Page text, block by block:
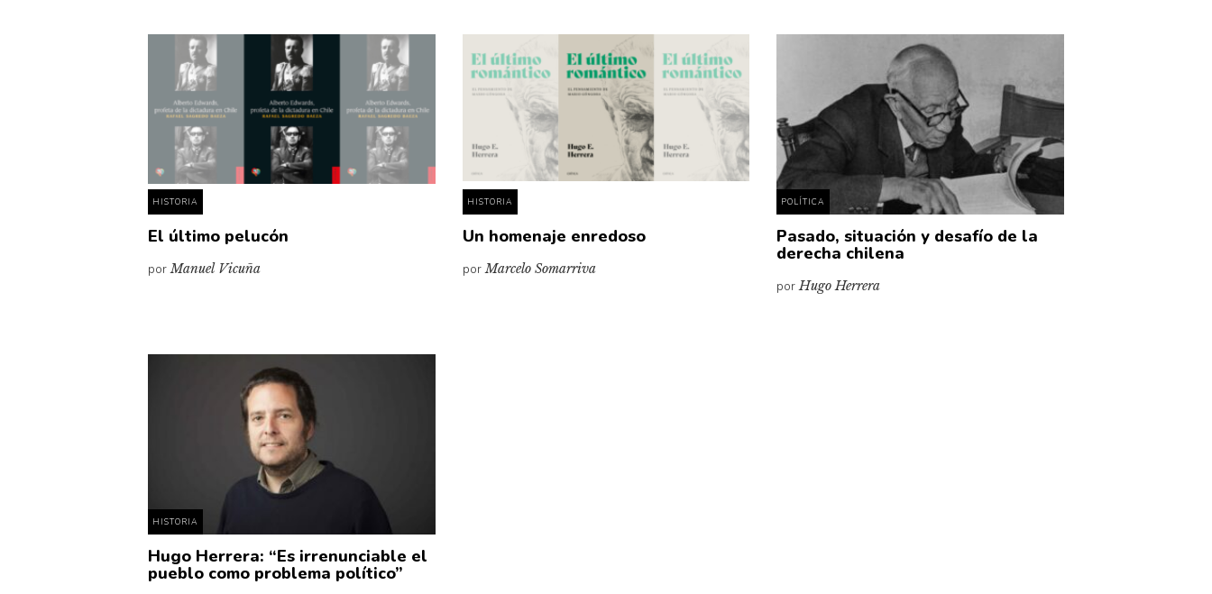
HISTORIA
El último pelucón
porManuel Vicuña
HISTORIA
Un homenaje enredoso
porMarcelo Somarriva
POLÍTICA
Pasado, situación y desafío de la
derecha chilena
porHugo Herrera
HISTORIA
Hugo Herrera: “Es irrenunciable el
pueblo como problema político”